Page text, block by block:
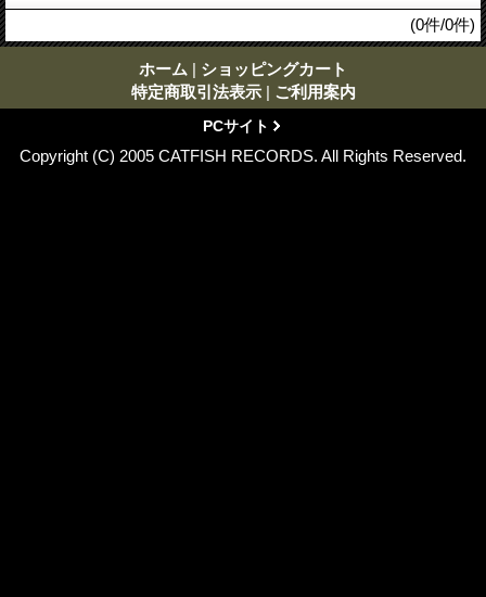
(0件/0件)
ホーム | ショッピングカート
特定商取引法表示 | ご利用案内
PCサイト
Copyright (C) 2005 CATFISH RECORDS. All Rights Reserved.